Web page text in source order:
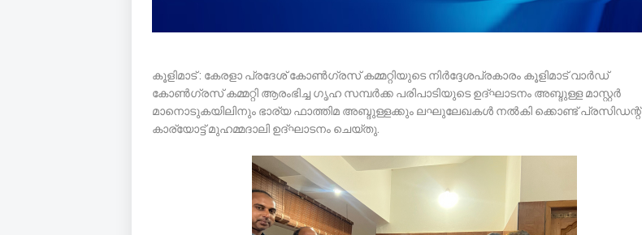
കൂളിമാട് : കേരളാ പ്രദേശ് കോൺഗ്രസ് കമ്മറ്റിയുടെ നിർദ്ദേശപ്രകാരം കൂളിമാട് വാർഡ്
കോൺഗ്രസ് കമ്മറ്റി ആരംഭിച്ച ഗൃഹ സമ്പർക്ക പരിപാടിയുടെ ഉദ്ഘാടനം അബ്ദുള്ള മാസ്റ്റർ
മാനൊടുകയിലിനും ഭാര്യ ഫാത്തിമ അബ്ദുള്ളക്കും ലഘുലേഖകൾ നൽകി ക്കൊണ്ട് പ്രസിഡന്റ്
കാര്യോട്ട് മുഹമ്മദാലി ഉദ്ഘാടനം ചെയ്തു.